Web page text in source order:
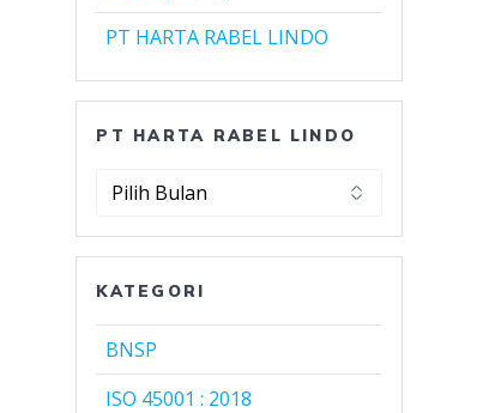
PT HARTA RABEL LINDO
PT HARTA RABEL LINDO
PT
Rabel
KATEGORI
BNSP
ISO 45001 : 2018